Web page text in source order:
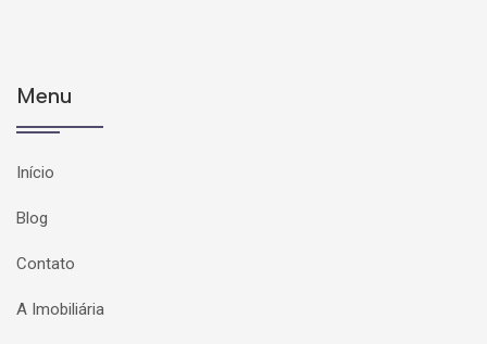
Menu
Início
Blog
Contato
A Imobiliária